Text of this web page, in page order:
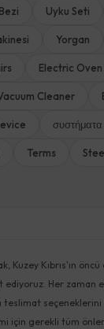
Uyku Seti
Yorgan
Electric Oven
Cleaner
Terms
Kuzey Kıbrıs'ın
ediyoruz. Her zaman
teslimat
için gerekli tüm